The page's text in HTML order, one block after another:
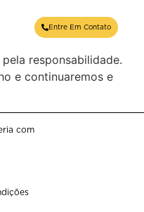
Entre Em Contato
responsabilidade.
e continuaremos e
com